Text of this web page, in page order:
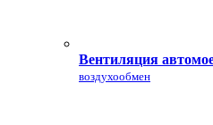
Вентиляция
воздухообмен